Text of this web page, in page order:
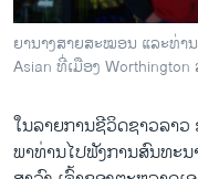
ພາສາອັງກິດ
ວີດີໂອ
ລາຍການກະຈາຍສຽງ
ຕິດຕາມພວກເຮົາ ທີ່
ຍານາງສາຍສະໝອນ ແລະທ່າ
Asian ທີ່ເມືອງ Worthington
ໃນລາຍການ​ຊີວິດ​ຊາວ​ລາວ
ພາ​ທ່ານ​ໄປຟັງ​ການ​ສົນທະ